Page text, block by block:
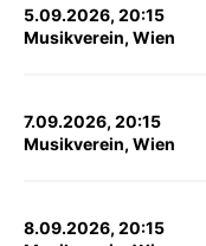
5.09.2026, 20:15
Musikverein, Wien
7.09.2026, 20:15
Musikverein, Wien
8.09.2026, 20:15